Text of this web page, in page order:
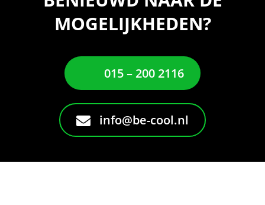
MOGELIJKHEDEN?
015 – 200 2116
info@be-cool.nl